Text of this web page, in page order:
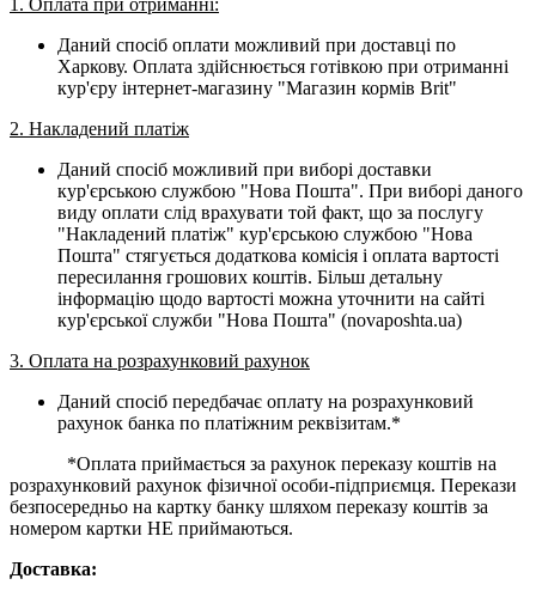
1. Оплата при отриманні:
Даний спосіб оплати можливий при доставці по
Харкову. Оплата здійснюється готівкою при отриманні
кур'єру інтернет-магазину "Магазин кормів Brit"
2. Накладений платіж
Даний спосіб можливий при виборі доставки
кур'єрською службою "Нова Пошта". При виборі даного
виду оплати слід врахувати той факт, що за послугу
"Накладений платіж" кур'єрською службою "Нова
Пошта" стягується додаткова комісія і оплата вартості
пересилання грошових коштів. Більш детальну
інформацію щодо вартості можна уточнити на сайті
кур'єрської служби "Нова Пошта" (novaposhta.ua)
3. Оплата на розрахунковий рахунок
Даний спосіб передбачає оплату на розрахунковий
рахунок банка по платіжним реквізитам.*
*Оплата приймається за рахунок переказу коштів на
розрахунковий рахунок фізичної особи-підприємця. Перекази
безпосередньо на картку банку шляхом переказу коштів за
номером картки НЕ приймаються.
Доставка: